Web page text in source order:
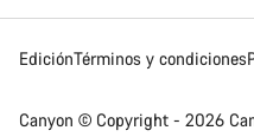
EdiciónTérminos y condiciones
Canyon © Copyright - 2026